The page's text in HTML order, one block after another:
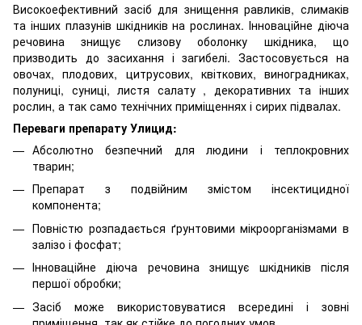
Високоефективний засіб для знищення равликів, слимаків
та інших плазунів шкідників на рослинах. Інноваційне діюча
речовина знищує слизову оболонку шкідника, що
призводить до засихання і загибелі. Застосовується на
овочах, плодових, цитрусових, квіткових, виноградниках,
полуниці, суниці, листя салату , декоративних та інших
рослин, а так само технічних приміщеннях і сирих підвалах.
Переваги препарату Улицид:
Абсолютно безпечний для людини і теплокровних
тварин;
Препарат з подвійним змістом інсектицидної
компонента;
Повністю розпадається ґрунтовими мікроорганізмами в
залізо і фосфат;
Інноваційне діюча речовина знищує шкідників після
першої обробки;
Засіб може використовуватися всередині і зовні